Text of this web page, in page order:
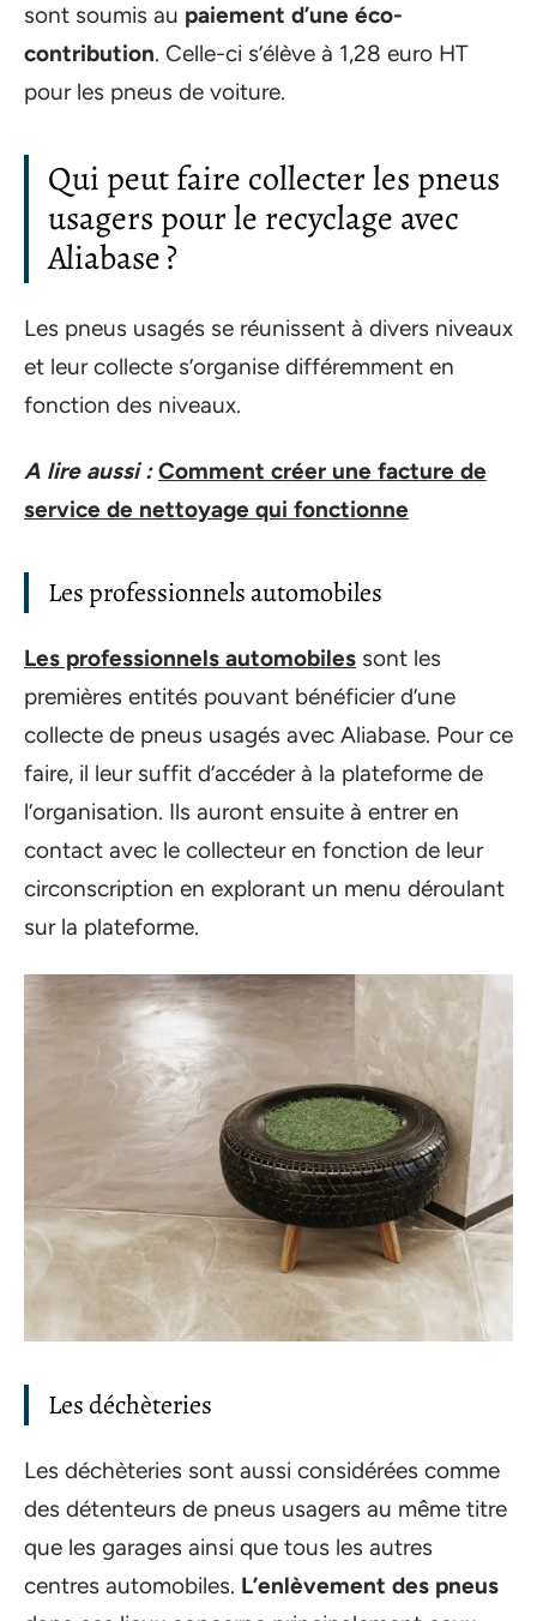
sont soumis au paiement d’une éco-
contribution. Celle-ci s’élève à 1,28 euro HT
pour les pneus de voiture.
Qui peut faire collecter les pneus
usagers pour le recyclage avec
Aliabase ?
Les pneus usagés se réunissent à divers niveaux
et leur collecte s’organise différemment en
fonction des niveaux.
A lire aussi : Comment créer une facture de
service de nettoyage qui fonctionne
Les professionnels automobiles
Les professionnels automobiles sont les
premières entités pouvant bénéficier d’une
collecte de pneus usagés avec Aliabase. Pour ce
faire, il leur suffit d’accéder à la plateforme de
l’organisation. Ils auront ensuite à entrer en
contact avec le collecteur en fonction de leur
circonscription en explorant un menu déroulant
sur la plateforme.
Les déchèteries
Les déchèteries sont aussi considérées comme
des détenteurs de pneus usagers au même titre
que les garages ainsi que tous les autres
centres automobiles. L’enlèvement des pneus